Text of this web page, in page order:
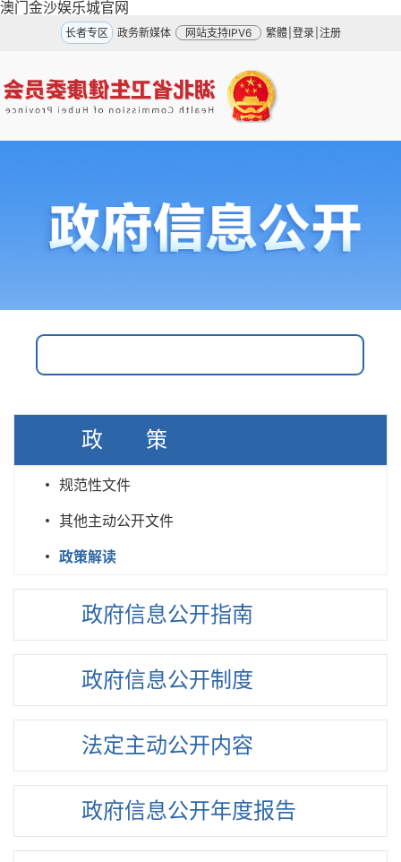
澳门金沙娱乐城官网
长者专区 政务新媒体 网站支持IPV6 繁體 登录 注册
政策
规范性文件
其他主动公开文件
政策解读
政府信息公开指南
政府信息公开制度
法定主动公开内容
政府信息公开年度报告